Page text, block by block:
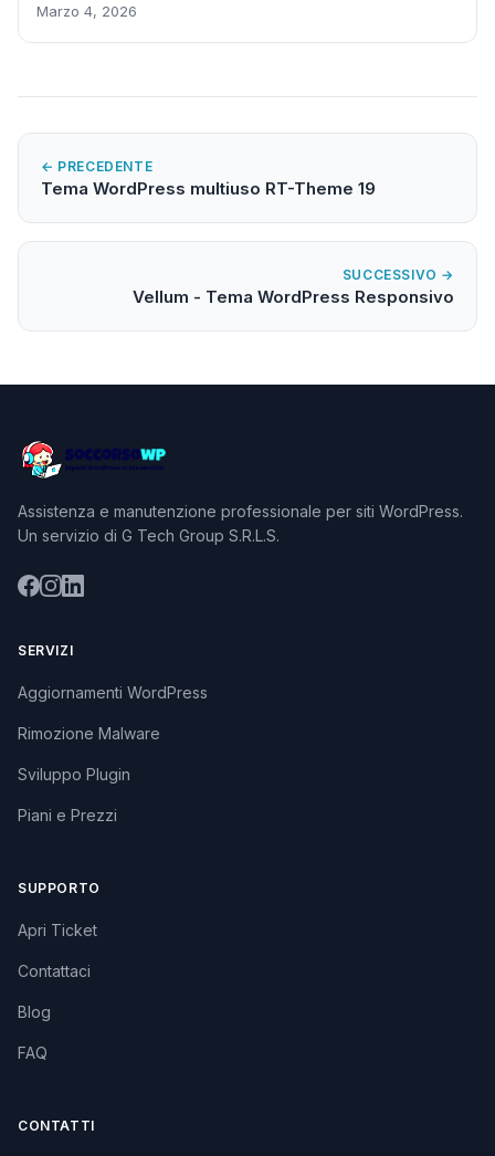
Marzo 4, 2026
← PRECEDENTE
Tema WordPress multiuso RT-Theme 19
SUCCESSIVO →
Vellum - Tema WordPress Responsivo
Assistenza e manutenzione professionale per siti WordPress.
Un servizio di G Tech Group S.R.L.S.
SERVIZI
Aggiornamenti WordPress
Rimozione Malware
Sviluppo Plugin
Piani e Prezzi
SUPPORTO
Apri Ticket
Contattaci
Blog
FAQ
CONTATTI